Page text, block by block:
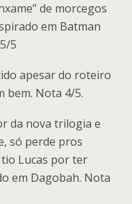
de morcegos
em Batman
5
apesar do roteiro
bem. Nota 4/5.
da nova trilogia e
só perde pros
Lucas por ter
em Dagobah. Nota